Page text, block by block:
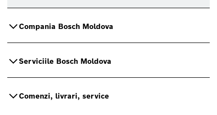
Compania Bosch Moldova
Serviciile Bosch Moldova
Comenzi, livrari, service